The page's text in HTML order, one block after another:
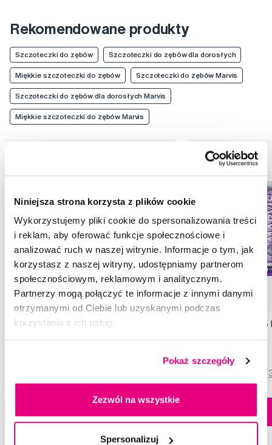
Niniejsza strona korzysta z plików cookie
Wykorzystujemy pliki cookie do spersonalizowania treści
i reklam, aby oferować funkcje społecznościowe i
analizować ruch w naszej witrynie. Informacje o tym, jak
korzystasz z naszej witryny, udostępniamy partnerom
społecznościowym, reklamowym i analitycznym.
Partnerzy mogą połączyć te informacje z innymi danymi
otrzymanymi od Ciebie lub uzyskanymi podczas
korzystania z ich usług.
Pokaż szczegóły
Zezwól na wszystkie
Spersonalizuj
Rekomendowane produkty
Szczoteczki do zębów Szczoteczki do zębów dla dorosłych
Miękkie szczoteczki do zębów Szczoteczki do zębów Marvis
Szczoteczki do zębów dla dorosłych Marvis
Miękkie szczoteczki do zębów Marvis
MARVIS Amarelli Licorice Mint pasta do
Dostępny > 5 szt
1 sklepie
MARVIS Jasmin